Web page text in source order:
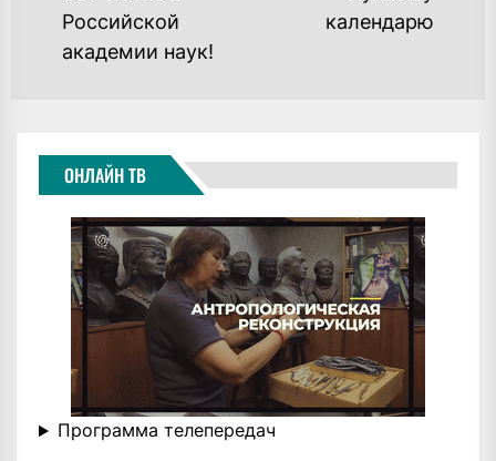
Российской
академии наук!
календарю
ОНЛАЙН ТВ
Программа телепередач